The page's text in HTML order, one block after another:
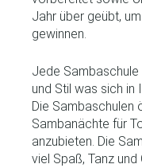
Jahr über geübt,
gewinnen.
Jede Sambaschule
und Stil was sich in
Die Sambaschulen
Sambanächte für
anzubieten. Die
viel Spaß, Tanz